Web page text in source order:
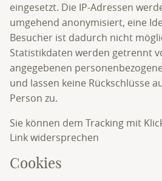
eingesetzt. Die IP-Adressen
umgehend anonymisiert, eine
Besucher ist dadurch nicht
Statistikdaten werden getrennt
angegebenen
und lassen keine Rückschlüsse
Person zu.
Sie können dem Tracking mit
Link widersprechen
Cookies